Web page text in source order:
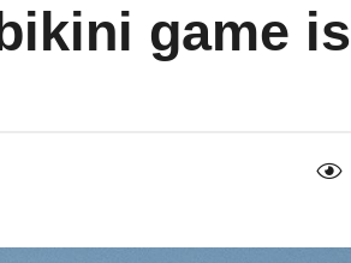
game is